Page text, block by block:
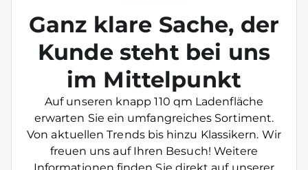
Ganz klare Sache, der
Kunde steht bei uns
im Mittelpunkt
Auf unseren knapp 110 qm Ladenfläche
erwarten Sie ein umfangreiches Sortiment.
Von aktuellen Trends bis hinzu Klassikern. Wir
freuen uns auf Ihren Besuch! Weitere